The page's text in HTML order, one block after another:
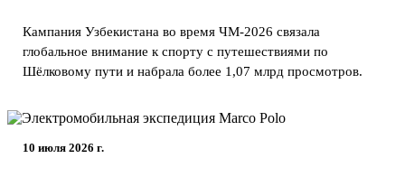
Кампания Узбекистана во время ЧМ-2026 связала
глобальное внимание к спорту с путешествиями по
Шёлковому пути и набрала более 1,07 млрд просмотров.
10 июля 2026 г.